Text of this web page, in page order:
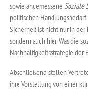
sowie angemessene Soziale
politischen
Sicherheit ist nicht nur in
sondern auch hier. Was die
Nachhaltigkeitsstrategie der
Abschließend stellen
ihre Vorstellung von einer